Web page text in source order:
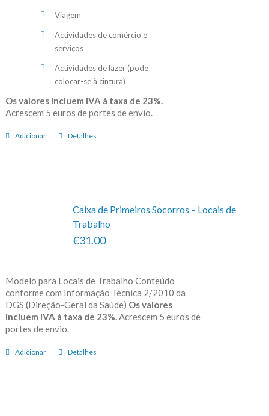
Viagem
Actividades de comércio e
serviços
Actividades de lazer (pode
colocar-se à cintura)
Os valores incluem IVA à taxa de 23%.
Acrescem 5 euros de portes de envio.
Adicionar Detalhes
Caixa de Primeiros Socorros – Locais de
Trabalho
€31.00
Modelo para Locais de Trabalho Conteúdo
conforme com Informação Técnica 2/2010 da
DGS (Direção-Geral da Saúde) Os valores
incluem IVA à taxa de 23%. Acrescem 5 euros de
portes de envio.
Adicionar Detalhes